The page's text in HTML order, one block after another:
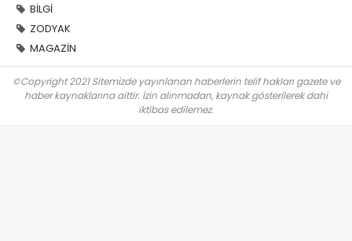
BİLGİ
ZODYAK
MAGAZİN
©Copyright 2021 Sitemizde yayınlanan haberlerin telif hakları gazete ve
haber kaynaklarına aittir. İzin alınmadan, kaynak gösterilerek dahi
iktibas edilemez.